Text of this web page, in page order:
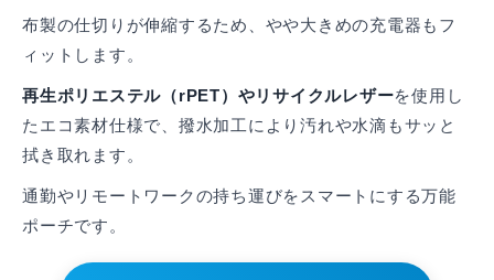
布製の仕切りが伸縮するため、やや大きめの充電器もフ
ィットします。
再生ポリエステル（rPET）やリサイクルレザーを使用し
たエコ素材仕様で、撥水加工により汚れや水滴もサッと
拭き取れます。
通勤やリモートワークの持ち運びをスマートにする万能
ポーチです。